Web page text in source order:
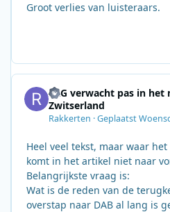
Groot verlies van luisteraars.
SRG verwacht pas in
Zwitserland
Rakkerten ·Geplaatst
Heel veel tekst, maar waar
komt in het artikel niet naar
Belangrijkste vraag is:
Wat is de reden van de
overstap naar DAB al lang is